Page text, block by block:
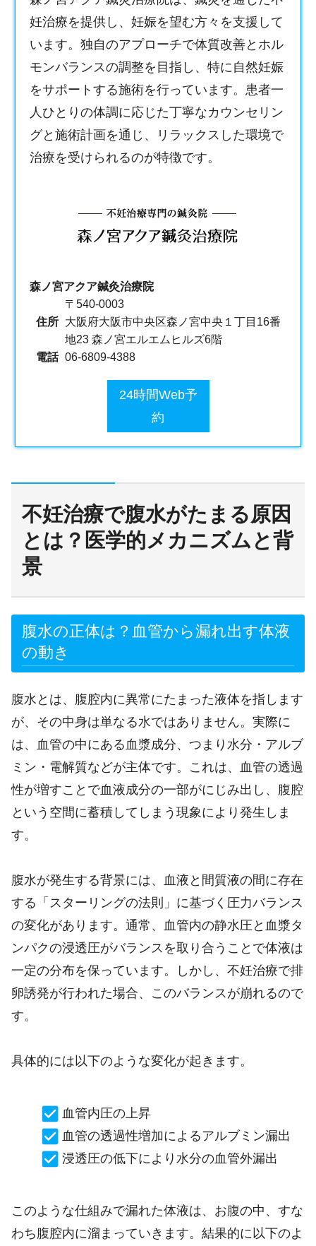
妊治療を提供し、妊娠を望む方々を支援して
います。独自のアプローチで体質改善とホル
モンバランスの調整を目指し、特に自然妊娠
をサポートする施術を行っています。患者一
人ひとりの体調に応じた丁寧なカウンセリン
グと施術計画を通じ、リラックスした環境で
治療を受けられるのが特徴です。
森ノ宮アクア鍼灸治療院
住所
〒540-0003
大阪府大阪市中央区森ノ宮中央１丁目16番
地23 森ノ宮エルエムヒルズ6階
電話 06-6809-4388
24時間Web予
約
不妊治療で腹水がたまる原因
とは？医学的メカニズムと背
景
腹水の正体は？血管から漏れ出す体液
の動き
腹水とは、腹腔内に異常にたまった液体を指します
が、その中身は単なる水ではありません。実際に
は、血管の中にある血漿成分、つまり水分・アルブ
ミン・電解質などが主体です。これは、血管の透過
性が増すことで血液成分の一部がにじみ出し、腹腔
という空間に蓄積してしまう現象により発生しま
す。
腹水が発生する背景には、血液と間質液の間に存在
する「スターリングの法則」に基づく圧力バランス
の変化があります。通常、血管内の静水圧と血漿タ
ンパクの浸透圧がバランスを取り合うことで体液は
一定の分布を保っています。しかし、不妊治療で排
卵誘発が行われた場合、このバランスが崩れるので
す。
具体的には以下のような変化が起きます。
血管内圧の上昇
血管の透過性増加によるアルブミン漏出
浸透圧の低下により水分の血管外漏出
このような仕組みで漏れた体液は、お腹の中、すな
わち腹腔内に溜まっていきます。結果的に以下のよ